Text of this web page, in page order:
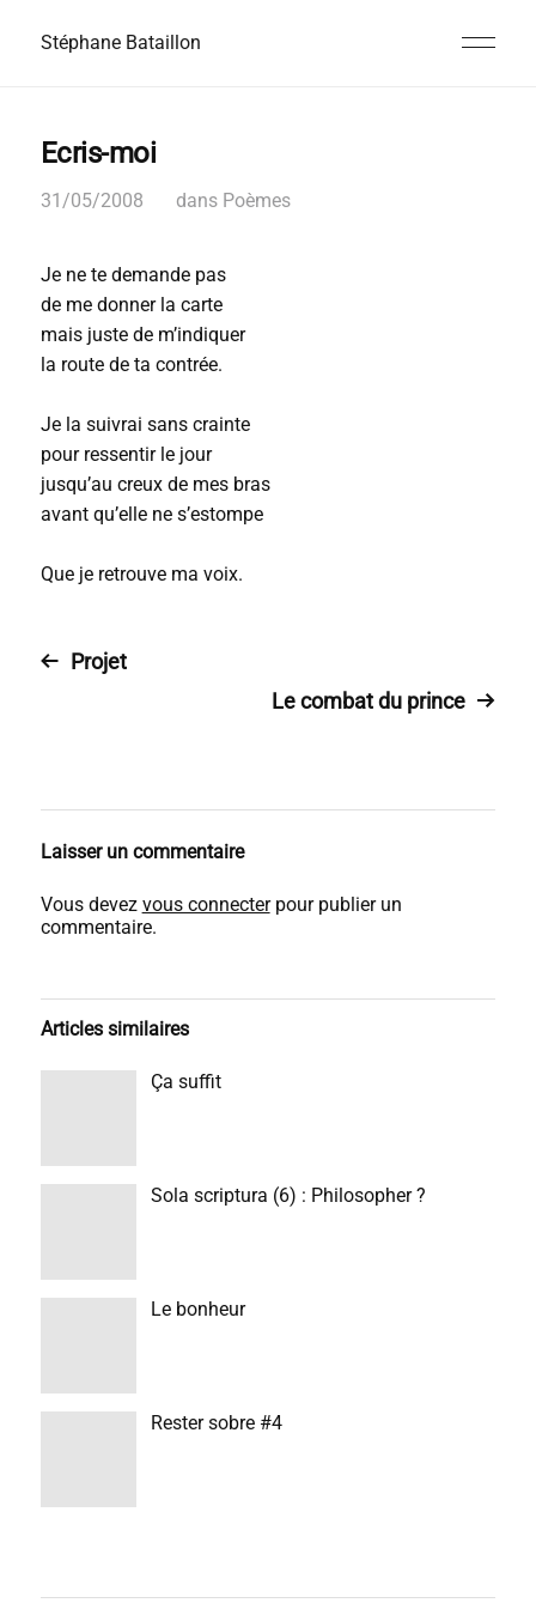
Stéphane Bataillon
Ecris-moi
31/05/2008 dans Poèmes
Je ne te demande pas
de me donner la carte
mais juste de m’indiquer
la route de ta contrée.
Je la suivrai sans crainte
pour ressentir le jour
jusqu’au creux de mes bras
avant qu’elle ne s’estompe
Que je retrouve ma voix.
Projet
Le combat du prince
Laisser un commentaire
Vous devez vous connecterpour publier un
commentaire.
Articles similaires
Ça suffit
Sola scriptura (6) : Philosopher ?
Le bonheur
Rester sobre #4